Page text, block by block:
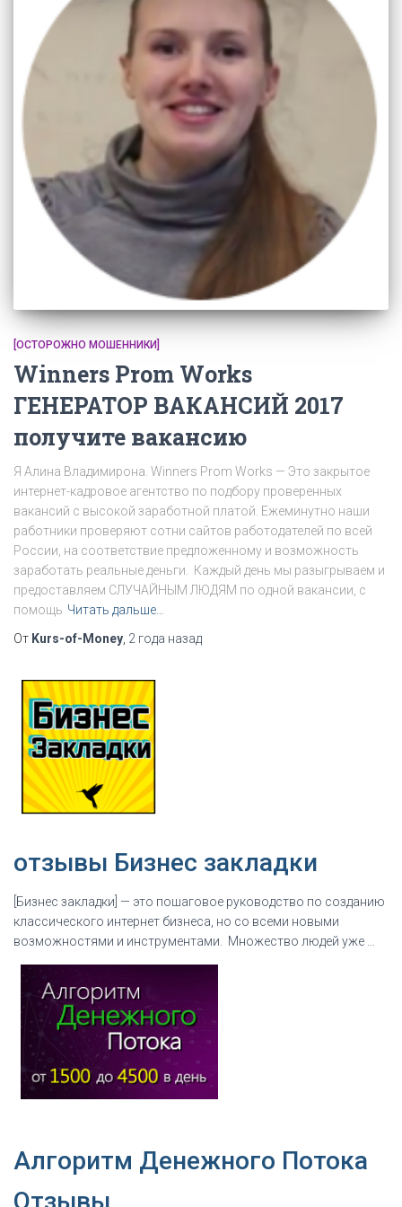
[ОСТОРОЖНО МОШЕННИКИ]
Winners Prom Works
ГЕНЕРАТОР ВАКАНСИЙ 2017
получите вакансию
Я Алина Владимирона. Winners Prom Works — Это закрытое
интернет-кадровое агентство по подбору проверенных
вакансий с высокой заработной платой. Ежеминутно наши
работники проверяют сотни сайтов работодателей по всей
России, на соответствие предложенному и возможность
заработать реальные деньги. Каждый день мы разыгрываем и
предоставляем СЛУЧАЙНЫМ ЛЮДЯМ по одной вакансии, c
помощь Читать дальше…
От Kurs-of-Money 2 года назад
отзывы Бизнес закладки
[Бизнес закладки] — это пошаговое руководство по созданию
классического интернет бизнеса, но со всеми новыми
возможностями и инструментами. Множество людей уже …
Алгоритм Денежного Потока
Отзывы